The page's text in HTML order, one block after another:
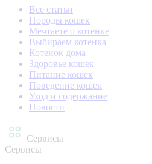
Все статьи
Породы кошек
Мечтаете о котенке
Выбираем котенка
Котенок дома
Здоровье кошек
Питание кошек
Поведение кошек
Уход и содержание
Новости
Сервисы
Сервисы